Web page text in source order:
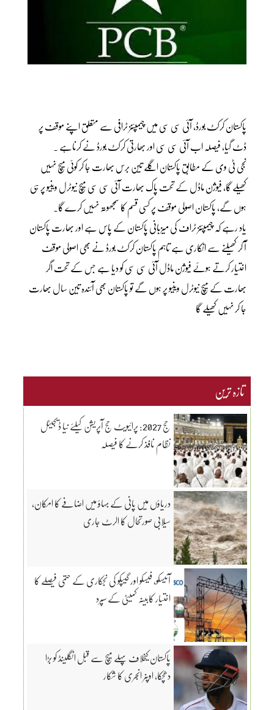
پاکستان کرکٹ بورڈ، آئی سی سی میں چیمپئنز ٹرافی سے متعلق اپنے موقف پر
ڈٹ گیا، فیصلہ اب آئی سی سی اور بھارتی کرکٹ بورڈ نے کرناہے ۔
نجی ٹی وی کے مطابق پاکستان اگلے تین برس بھارت جا کر کوئی میچ نہیں
کھیلے گا، فیوژن ماڈل کے تحت پاک بھارت آئی سی سی میچ نیوٹرل وینیو پر ہی
ہوں گے، پاکستان اصولی موقف پر کسی قسم کا سمجھوتہ نہیں کرے گا۔
یاد رہے کہ چیمپئنز ٹراف کی میزبانی پاکستان کے پاس ہے اور بھارت پاکستان
آ کر کھیلنے سے انکاری ہے تاہم پاکستان کرکٹ بورڈ نے بھی اصولی موقف
اختیار کرتے ہوئے فیوژن ماڈل آئی سی سی کو دیا ہے جس کے تحت اگر
بھارت کے میچ نیوٹرل وینیو پر ہوں گے تو پاکستان بھی آئندہ تین سال بھارت
جا کر نہیں کھیلے گا
تازہ ترین
حج 2027: پرائیویٹ حج آپریشن کیلئے نیا ڈیجیٹل
نظام نافذ کرنے کا فیصلہ
دریاؤں میں پانی کے بہاؤ میں اضافے کا امکان،
سیلابی صورتحال کا الرٹ جاری
آئیسکو، فیسکو اور گیپکو کی نجکاری کے حتمی فیصلے کا
اختیار کابینہ کمیٹی کے سپرد
پاکستان کیخلاف پہلے میچ سے قبل انگلینڈ کو بڑا
دھچکا، اوپنر انجری کا شکار